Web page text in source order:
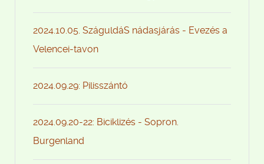
2024.10.05. SzáguldáS nádasjárás - Evezés a
Velencei-tavon
2024.09.29: Pilisszántó
2024.09.20-22: Biciklizés - Sopron.
Burgenland